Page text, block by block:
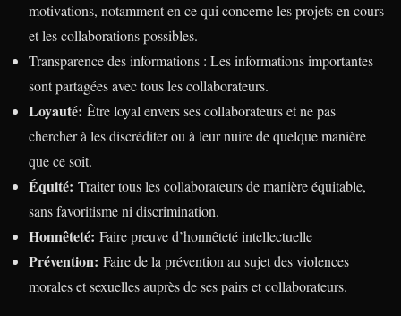
motivations, notamment en ce qui concerne les projets en cours
et les collaborations possibles.
Transparence des informations : Les informations importantes
sont partagées avec tous les collaborateurs.
Loyauté: Être loyal envers ses collaborateurs et ne pas
chercher à les discréditer ou à leur nuire de quelque manière
que ce soit.
Équité: Traiter tous les collaborateurs de manière équitable,
sans favoritisme ni discrimination.
Honnêteté: Faire preuve d’honnêteté intellectuelle
Prévention: Faire de la prévention au sujet des violences
morales et sexuelles auprès de ses pairs et collaborateurs.